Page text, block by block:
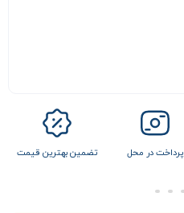
پرداخت در محل تضمین بهترین قیمت